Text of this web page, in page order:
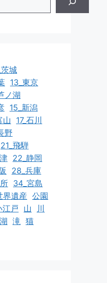
城
13_東京
ノ湖
15_新潟
山 17_石川
野
21_飛騨
22_静岡
28_兵庫
34_宮島
界遺産 公園
江戸 山
川
湖 滝 猫